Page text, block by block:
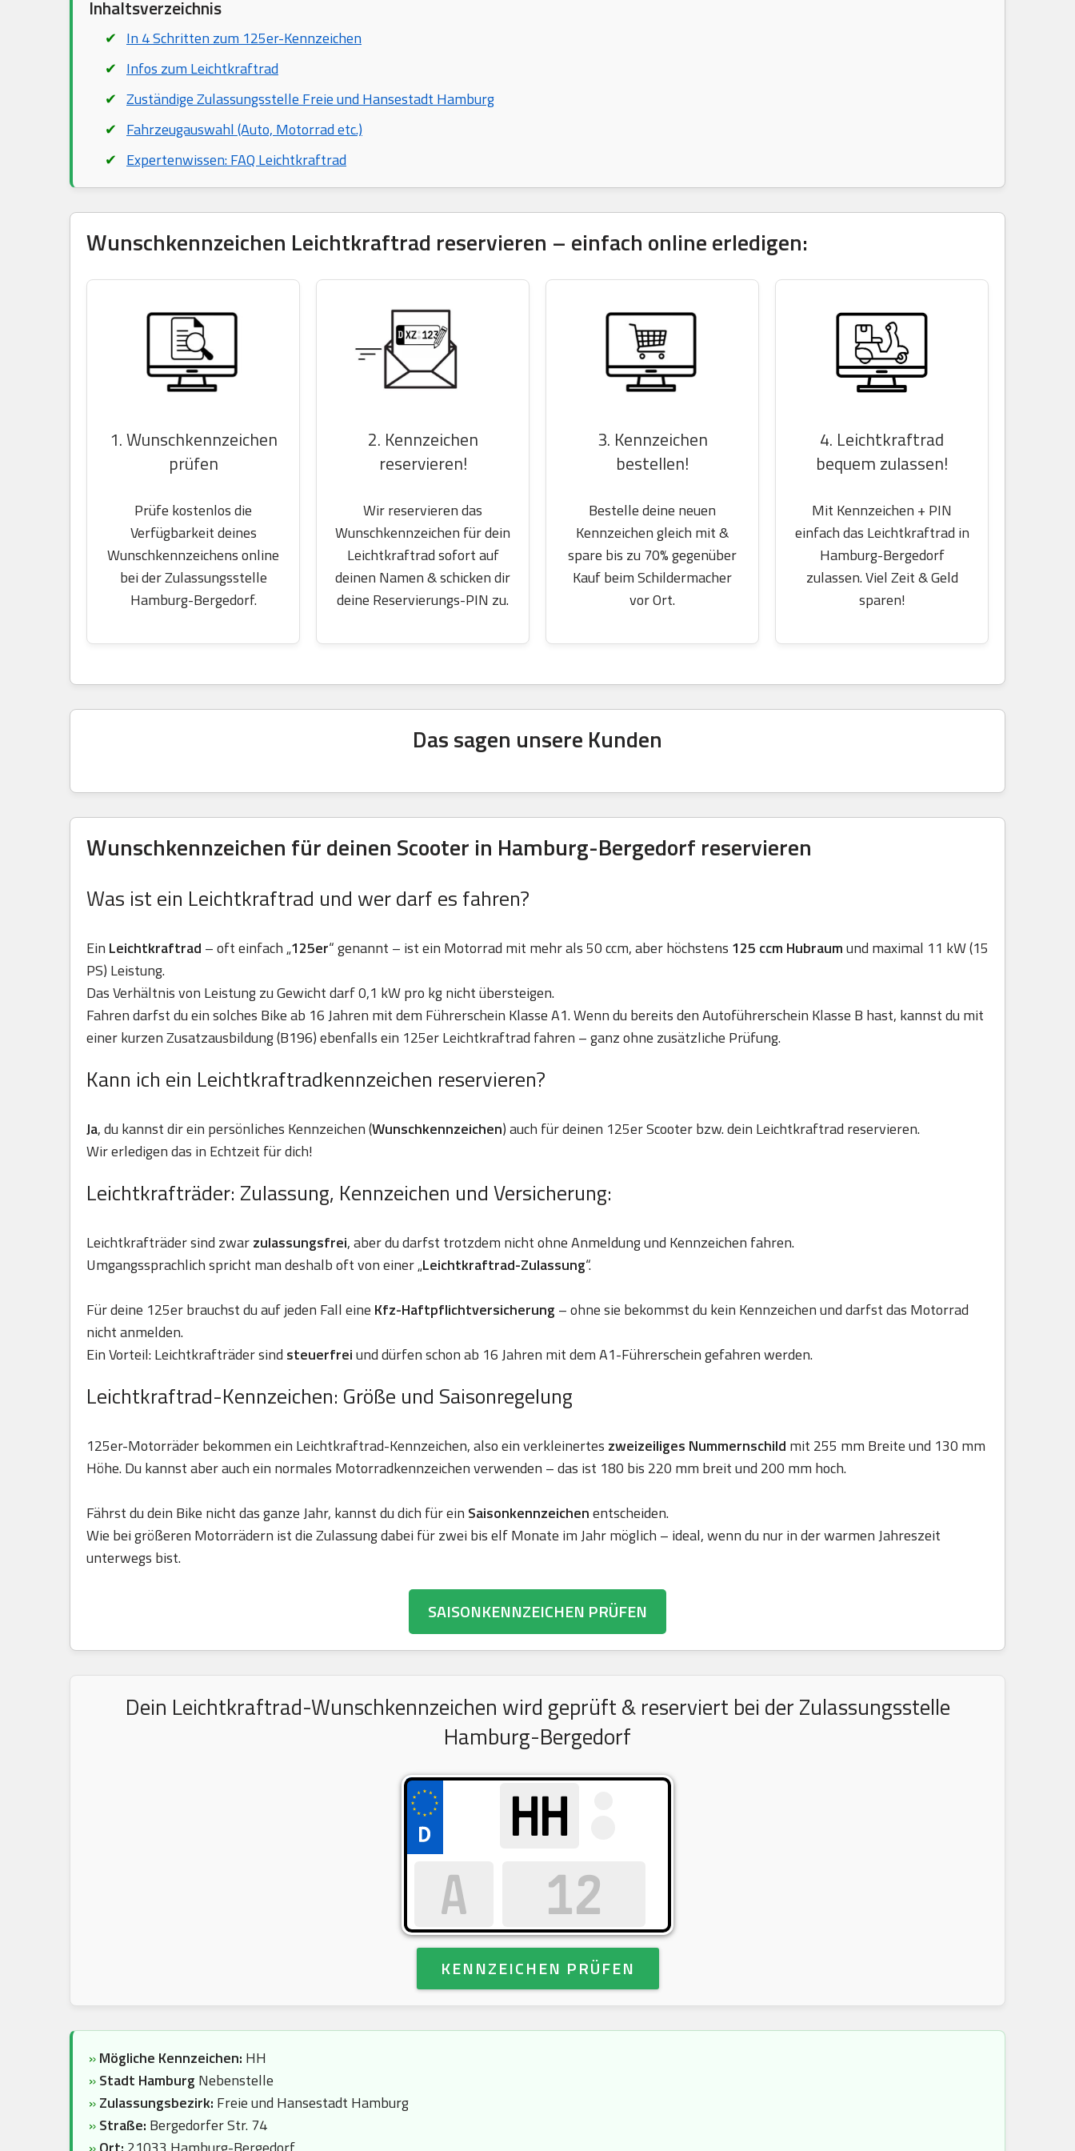
Inhaltsverzeichnis
In 4 Schritten zum 125er-Kennzeichen
Infos zum Leichtkraftrad
Zuständige Zulassungsstelle Freie und Hansestadt Hamburg
Fahrzeugauswahl (Auto, Motorrad etc.)
Expertenwissen: FAQ Leichtkraftrad
Wunschkennzeichen Leichtkraftrad reservieren – einfach online erledigen:
1. Wunschkennzeichen
prüfen
Prüfe kostenlos die
Verfügbarkeit deines
Wunschkennzeichens online
bei der Zulassungsstelle
Hamburg-Bergedorf.
2. Kennzeichen
reservieren!
Wir reservieren das
Wunschkennzeichen für dein
Leichtkraftrad sofort auf
deinen Namen & schicken dir
deine Reservierungs-PIN zu.
3. Kennzeichen
bestellen!
Bestelle deine neuen
Kennzeichen gleich mit &
spare bis zu 70% gegenüber
Kauf beim Schildermacher
vor Ort.
4. Leichtkraftrad
bequem zulassen!
Mit Kennzeichen + PIN
einfach das Leichtkraftrad in
Hamburg-Bergedorf
zulassen. Viel Zeit & Geld
sparen!
Das sagen unsere Kunden
Wunschkennzeichen für deinen Scooter in Hamburg-Bergedorf reservieren
Was ist ein Leichtkraftrad und wer darf es fahren?
Ein Leichtkraftrad – oft einfach „125er“ genannt – ist ein Motorrad mit mehr als 50 ccm, aber höchstens 125 ccm Hubraumund maximal 11 kW (15
PS) Leistung.
Das Verhältnis von Leistung zu Gewicht darf 0,1 kW pro kg nicht übersteigen.
Fahren darfst du ein solches Bike ab 16 Jahren mit dem Führerschein Klasse A1. Wenn du bereits den Autoführerschein Klasse B hast, kannst du mit
einer kurzen Zusatzausbildung (B196) ebenfalls ein 125er Leichtkraftrad fahren – ganz ohne zusätzliche Prüfung.
Kann ich ein Leichtkraftradkennzeichen reservieren?
Ja, du kannst dir ein persönliches Kennzeichen (Wunschkennzeichen) auch für deinen 125er Scooter bzw. dein Leichtkraftrad reservieren.
Wir erledigen das in Echtzeit für dich!
Leichtkrafträder: Zulassung, Kennzeichen und Versicherung:
Leichtkrafträder sind zwarzulassungsfrei, aber du darfst trotzdem nicht ohne Anmeldung und Kennzeichen fahren.
Umgangssprachlich spricht man deshalb oft von einer „Leichtkraftrad-Zulassung“.
Für deine 125er brauchst du auf jeden Fall eine Kfz-Haftpflichtversicherung – ohne sie bekommst du kein Kennzeichen und darfst das Motorrad
nicht anmelden.
Ein Vorteil: Leichtkrafträder sind steuerfreiund dürfen schon ab 16 Jahren mit dem A1-Führerschein gefahren werden.
Leichtkraftrad-Kennzeichen: Größe und Saisonregelung
125er-Motorräder bekommen ein Leichtkraftrad-Kennzeichen, also ein verkleinertes zweizeiliges Nummernschild mit 255 mm Breite und 130 mm
Höhe. Du kannst aber auch ein normales Motorradkennzeichen verwenden – das ist 180 bis 220 mm breit und 200 mm hoch.
Fährst du dein Bike nicht das ganze Jahr, kannst du dich für ein Saisonkennzeichenentscheiden.
Wie bei größeren Motorrädern ist die Zulassung dabei für zwei bis elf Monate im Jahr möglich – ideal, wenn du nur in der warmen Jahreszeit
unterwegs bist.
SAISONKENNZEICHEN PRÜFEN
Dein Leichtkraftrad-Wunschkennzeichen wird geprüft & reserviert bei der Zulassungsstelle
Hamburg-Bergedorf
KENNZEICHEN PRÜFEN
»Mögliche Kennzeichen: HH
»Stadt Hamburg Nebenstelle
»Zulassungsbezirk: Freie und Hansestadt Hamburg
»Straße: Bergedorfer Str. 74